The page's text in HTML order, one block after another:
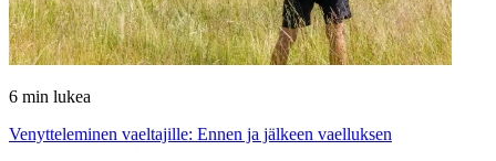
6 min lukea
Venytteleminen vaeltajille: Ennen ja jälkeen vaelluksen